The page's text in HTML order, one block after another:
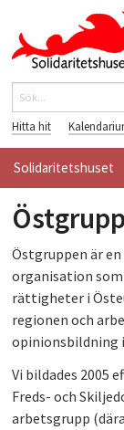
Hoppa till
Hitta hit
Solidaritetshuset
HEM
OM OSS
FÖRENINGAR
VÄRLDSBIBLIOTEKET
Östgruppen är
organisation
rättigheter i
regionen och
opinionsbildning i
Vi bildades 2005
Freds- och
arbetsgrupp